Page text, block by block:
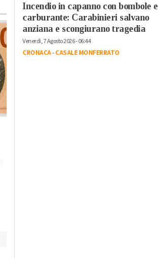
Incendio in capanno con bombole e
carburante: Carabinieri salvano
anziana e scongiurano tragedia
Venerdì, 7 Agosto 2026 - 06:44
CRONACA-CASALE MONFERRATO